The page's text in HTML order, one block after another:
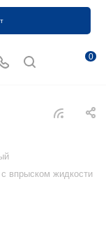
0
впрыском жидкости